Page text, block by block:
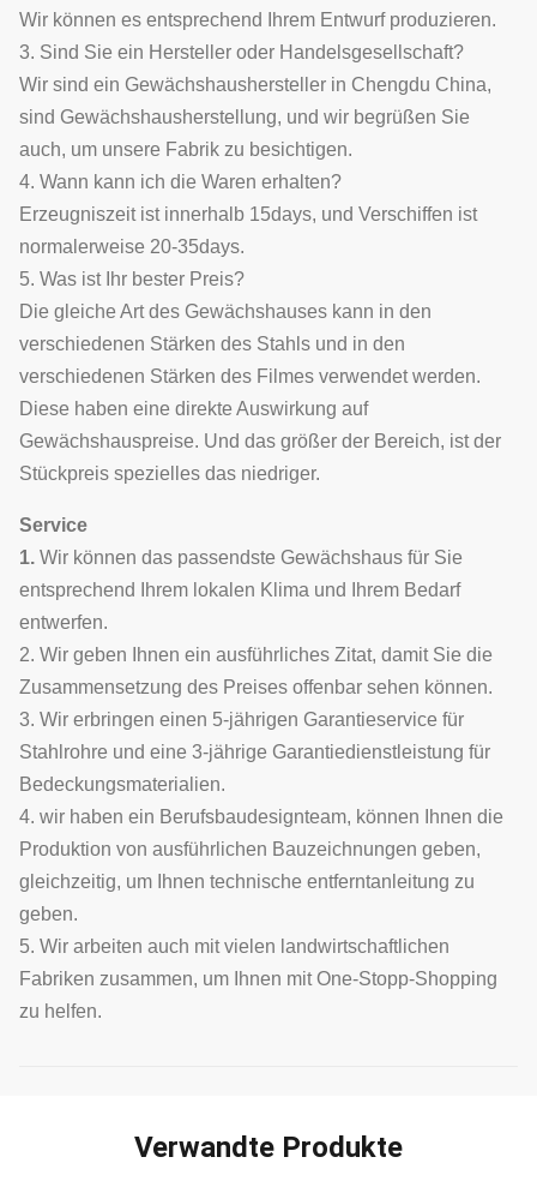
Wir können es entsprechend Ihrem Entwurf produzieren.
3. Sind Sie ein Hersteller oder Handelsgesellschaft?
Wir sind ein Gewächshaushersteller in Chengdu China,
sind Gewächshausherstellung, und wir begrüßen Sie
auch, um unsere Fabrik zu besichtigen.
4. Wann kann ich die Waren erhalten?
Erzeugniszeit ist innerhalb 15days, und Verschiffen ist
normalerweise 20-35days.
5. Was ist Ihr bester Preis?
Die gleiche Art des Gewächshauses kann in den
verschiedenen Stärken des Stahls und in den
verschiedenen Stärken des Filmes verwendet werden.
Diese haben eine direkte Auswirkung auf
Gewächshauspreise. Und das größer der Bereich, ist der
Stückpreis spezielles das niedriger.
Service
1. Wir können das passendste Gewächshaus für Sie
entsprechend Ihrem lokalen Klima und Ihrem Bedarf
entwerfen.
2. Wir geben Ihnen ein ausführliches Zitat, damit Sie die
Zusammensetzung des Preises offenbar sehen können.
3. Wir erbringen einen 5-jährigen Garantieservice für
Stahlrohre und eine 3-jährige Garantiedienstleistung für
Bedeckungsmaterialien.
4. wir haben ein Berufsbaudesignteam, können Ihnen die
Produktion von ausführlichen Bauzeichnungen geben,
gleichzeitig, um Ihnen technische entferntanleitung zu
geben.
5. Wir arbeiten auch mit vielen landwirtschaftlichen
Fabriken zusammen, um Ihnen mit One-Stopp-Shopping
zu helfen.
Verwandte Produkte